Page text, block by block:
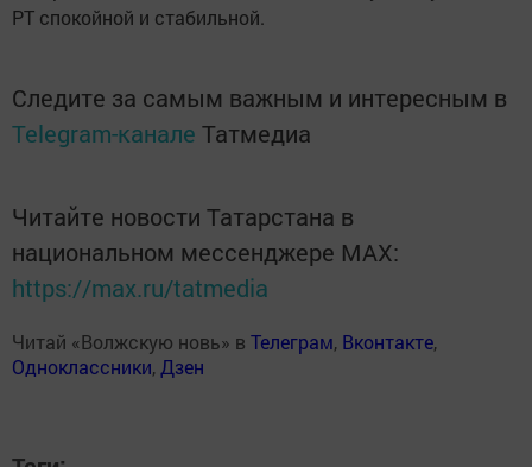
РТ спокойной и стабильной.
Следите за самым важным и интересным в
Telegram-канале Татмедиа
Читайте новости Татарстана в
национальном мессенджере MАХ:
https://max.ru/tatmedia
Читай «Волжскую новь» в Телеграм, Вконтакте,
Одноклассники, Дзен